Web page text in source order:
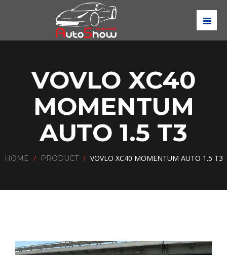
VOVLO XC40
MOMENTUM
AUTO 1.5 T3
HOME / PRODUCT / VOVLO XC40 MOMENTUM AUTO 1.5 T3